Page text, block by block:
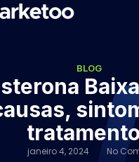
BLOG
janeiro 4, 2024 No